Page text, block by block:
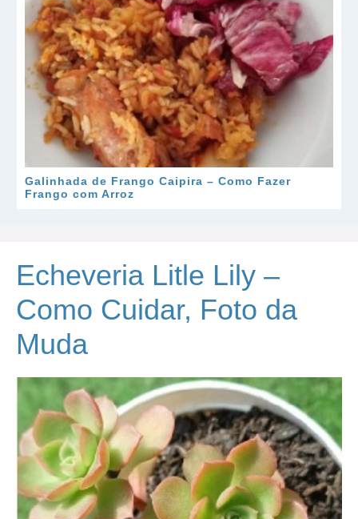
Galinhada de Frango Caipira – Como Fazer
Frango com Arroz
Echeveria Litle Lily –
Como Cuidar, Foto da
Muda